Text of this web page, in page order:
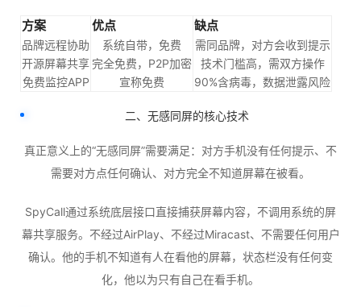
方案 优点 缺点
品牌远程协助 系统自带，免费
需同品牌，对方会收到提示
开源屏幕共享完全免费，P2P加密
技术门槛高，需双方操作
免费监控APP
宣称免费 90%含病毒，数据泄露风险
二、无感同屏的核心技术
真正意义上的“无感同屏”需要满足：对方手机没有任何提示、不
需要对方点任何确认、对方完全不知道屏幕在被看。
SpyCall通过系统底层接口直接捕获屏幕内容，不调用系统的屏
幕共享服务。不经过AirPlay、不经过Miracast、不需要任何用户
确认。他的手机不知道有人在看他的屏幕，状态栏没有任何变
化，他以为只有自己在看手机。